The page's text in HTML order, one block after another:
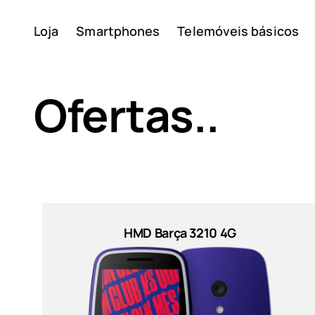
Loja Smartphones Telemóveis básicos
Sobre
Reciclagem de
Ofertas..
HMD Barça 3210 4G